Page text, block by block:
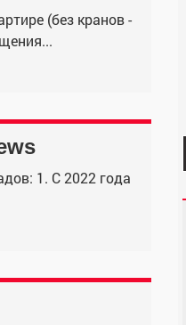
(без кранов -
1. С 2022 года